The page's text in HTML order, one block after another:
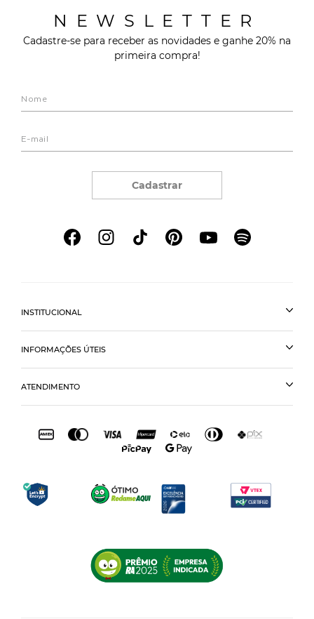
NEWSLETTER
Cadastre-se para receber as novidades e ganhe 20% na
primeira compra!
Cadastrar
INSTITUCIONAL
INFORMAÇÕES ÚTEIS
ATENDIMENTO